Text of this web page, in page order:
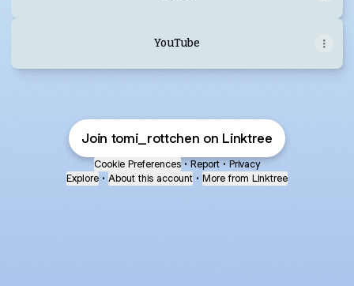
YouTube
Join tomi_rottchen on Linktree
Cookie Preferences • Report • Privacy
Explore • About this account • More from Linktree